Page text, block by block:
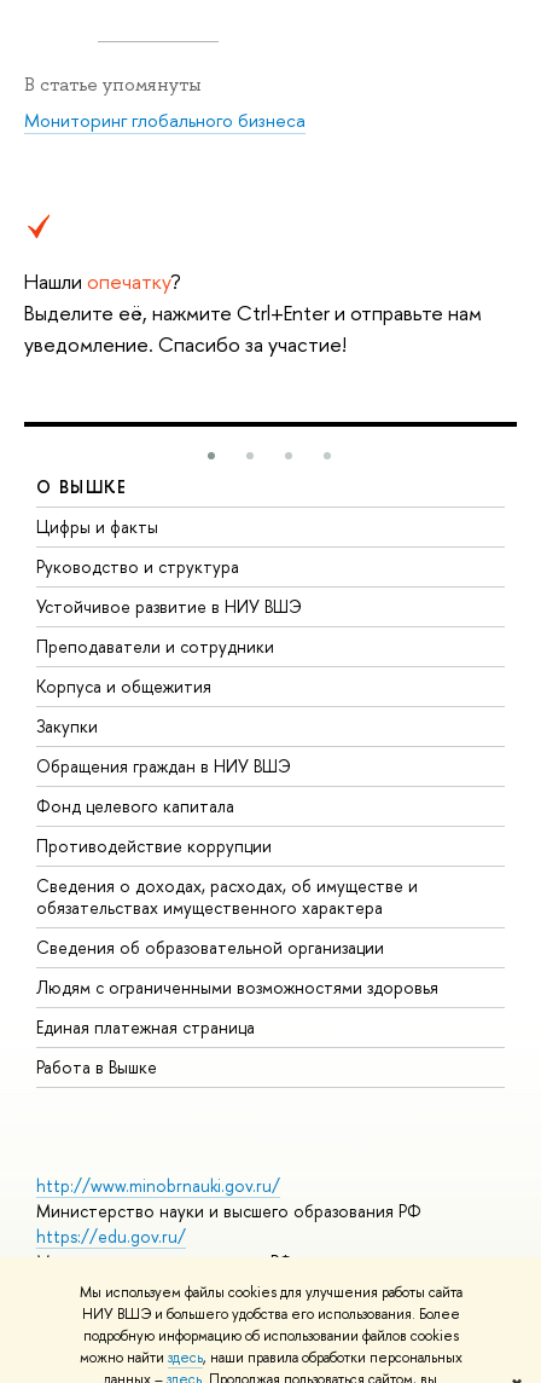
Мы используем файлы cookies для улучшения работы сайта
НИУ ВШЭ и большего удобства его использования. Более
подробную информацию об использовании файлов cookies
можно найти здесь, наши правила обработки персональных
В статье упомянуты
Мониторинг глобального бизнеса
Нашли опечатку?
Выделите её, нажмите Ctrl+Enter и отправьте нам
уведомление. Спасибо за участие!
О ВЫШКЕ
Цифры и факты
Руководство и структура
Устойчивое развитие в НИУ ВШЭ
Преподаватели и сотрудники
Корпуса и общежития
Закупки
Обращения граждан в НИУ ВШЭ
Фонд целевого капитала
Противодействие коррупции
Сведения о доходах, расходах, об имуществе и
обязательствах имущественного характера
Сведения об образовательной организации
Людям с ограниченными возможностями здоровья
Единая платежная страница
Работа в Вышке
http://www.minobrnauki.gov.ru/
Министерство науки и высшего образования РФ
https://edu.gov.ru/
Министерство просвещения РФ
https://elearning.hse.ru/mooc
Массовые открытые онлайн-курсы